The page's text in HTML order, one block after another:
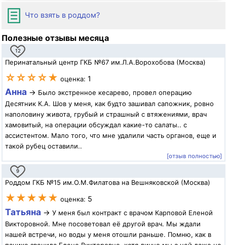
Что взять в роддом?
Полезные отзывы месяца
12
Перинатальный центр ГКБ №67 им.Л.А.Ворохобова (Москва)
☆☆☆☆★ оценка: 1
Анна → Было экстренное кесарево, провел операцию
Десятник К.А. Шов у меня, как будто зашивал сапожник, ровно
наполовину живота, грубый и страшный с втяжениями, врач
хамовитый, на операции обсуждал какие-то салаты.. с
ассистентом. Мало того, что мне удалили часть органов, еще и
такой рубец оставили..
[отзыв полностью]
9
Роддом ГКБ №15 им.О.М.Филатова на Вешняковской (Москва)
★★★★★ оценка: 5
Татьяна → У меня был контракт с врачом Карповой Еленой
Викторовной. Мне посоветовал её другой врач. Мы ждали
нашей встречи, но воды у меня отошли раньше. Помню, как в